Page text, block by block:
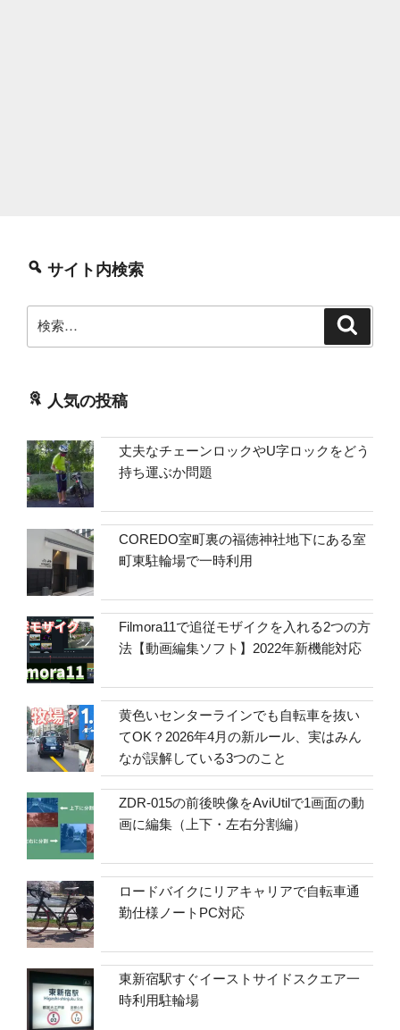
サイト内検索
索:
人気の投稿
丈夫なチェーンロックやU字ロックをどう
持ち運ぶか問題
COREDO室町裏の福徳神社地下にある室
町東駐輪場で一時利用
Filmora11で追従モザイクを入れる2つの方
法【動画編集ソフト】2022年新機能対応
黄色いセンターラインでも自転車を抜い
てOK？2026年4月の新ルール、実はみん
なが誤解している3つのこと
ZDR-015の前後映像をAviUtilで1画面の動
画に編集（上下・左右分割編）
ロードバイクにリアキャリアで自転車通
勤仕様ノートPC対応
東新宿駅すぐイーストサイドスクエア一
時利用駐輪場